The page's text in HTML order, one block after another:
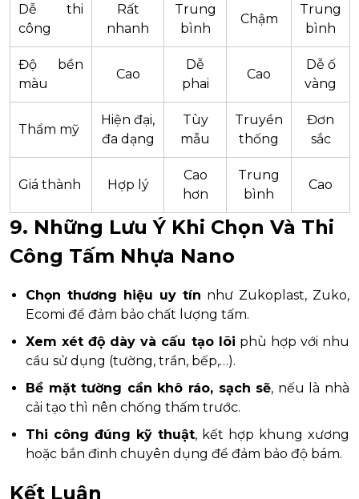
Dễ thi
công
Rất
nhanh
Trung
bình
Chậm
Trung
bình
Độ bền
màu
Cao
Dễ
phai
Cao
Dễ ố
vàng
Thẩm mỹ
Hiện đại,
đa dạng
Tùy
mẫu
Truyền
thống
Đơn
sắc
Giá thành Hợp lý
Cao
hơn
Trung
bình
Cao
9. Những Lưu Ý Khi Chọn Và Thi
Công Tấm Nhựa Nano
Chọn thương hiệu uy tín như Zukoplast, Zuko,
Ecomi để đảm bảo chất lượng tấm.
Xem xét độ dày và cấu tạo lõi phù hợp với nhu
cầu sử dụng (tường, trần, bếp,…).
Bề mặt tường cần khô ráo, sạch sẽ, nếu là nhà
cải tạo thì nên chống thấm trước.
Thi công đúng kỹ thuật, kết hợp khung xương
hoặc bắn đinh chuyên dụng để đảm bảo độ bám.
Kết Luận